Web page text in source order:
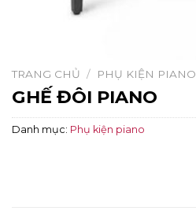
TRANG CHỦ / PHỤ KIỆN PIANO
GHẾ ĐÔI PIANO
Danh mục: Phụ kiện piano